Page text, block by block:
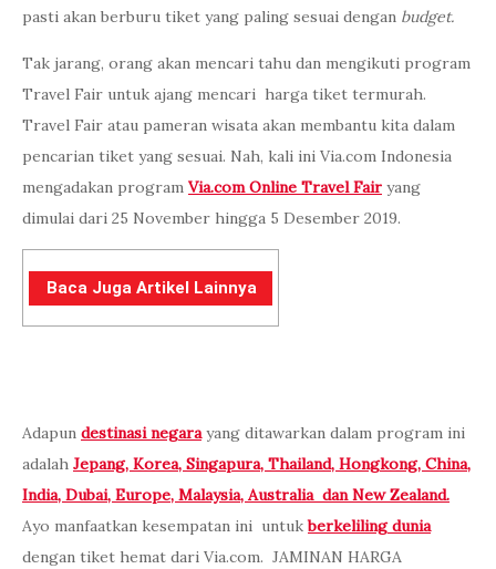
pasti akan berburu tiket yang paling sesuai dengan budget.
Tak jarang, orang akan mencari tahu dan mengikuti program
Travel Fair untuk ajang mencari harga tiket termurah.
Travel Fair atau pameran wisata akan membantu kita dalam
pencarian tiket yang sesuai. Nah, kali ini Via.com Indonesia
mengadakan program Via.com Online Travel Fair yang
dimulai dari 25 November hingga 5 Desember 2019.
Baca Juga Artikel Lainnya
Adapun destinasi negarayang ditawarkan dalam program ini
adalah Jepang, Korea, Singapura, Thailand, Hongkong, China,
India, Dubai, Europe, Malaysia, Australia dan New Zealand.
Ayo manfaatkan kesempatan ini untukberkeliling dunia
dengan tiket hemat dari Via.com. JAMINAN HARGA